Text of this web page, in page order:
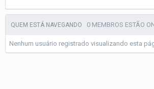
QUEM ESTÁ NAVEGANDO 0 MEMBROS ESTÃO
Nenhum usuário registrado visualizando esta